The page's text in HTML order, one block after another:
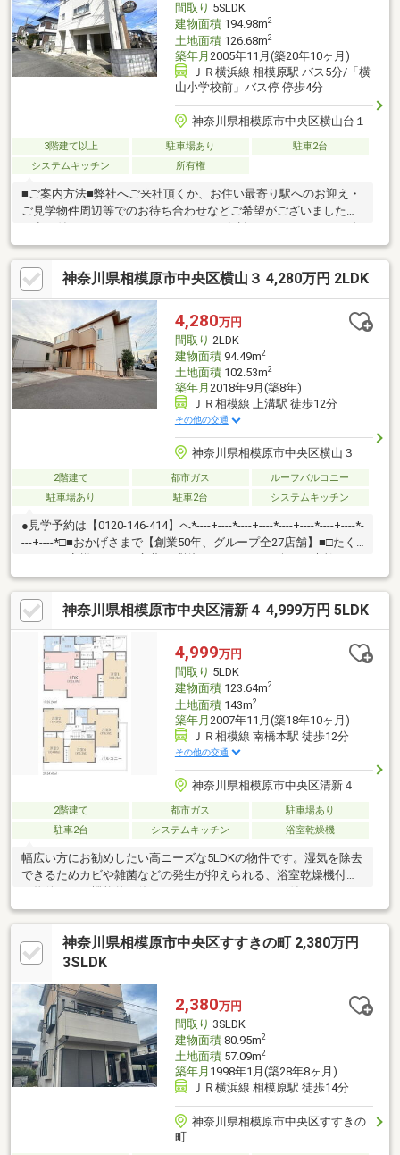
間取り 5SLDK
建物面積194.98m2
土地面積126.68m2
築年月 2005年11月(築20年10ヶ月)
ＪＲ横浜線 相模原駅 バス5分/「横
山小学校前」バス停 停歩4分
神奈川県相模原市中央区横山台１
3階建て以上 駐車場あり
駐車2台
システムキッチン
所有権
■ご案内方法■弊社へご来社頂くか、お住い最寄り駅へのお迎え・
ご見学物件周辺等でのお待ち合わせなどご希望がございましたら
融機関がオトクですか？・自己資金０ですけど購入できます
か？・諸経費ってどれくらいかかりますか？・月々の返済がどれ
くらいになるのか？・車のローンがあるけど平気なの？・親子で
ローンは組めるのかな？どんな些細なことでも大丈夫です。お住
まい探しにおける安心と納得をご提供させて頂きます。
神奈川県相模原市中央区横山３ 4,280万円 2LDK
4,280万円
間取り 2LDK
建物面積94.49m2
土地面積102.53m2
築年月 2018年9月(築8年)
ＪＲ相模線 上溝駅 徒歩12分
その他の交通
神奈川県相模原市中央区横山３
2階建て 都市ガス
ルーフバルコニー
駐車場あり
駐車2台 システムキッチン
●見学予約は【0120-146-414】へ*----+----*----+----*----+----*----+----*-
---+----*□■おかげさまで【創業50年、グループ全27店舗】■□たく
家探しをお約束します。お家探しを始めてみようと思われたらま
ずは、お気軽に東宝ハウス町田に相談してみませんか？何も決ま
っていなくて大丈夫！まずはお客様の夢をお聞かせください！
「行って良かったね」と思っていただけるように、スタッフ一同
【夢に人に住まいに本気です！】お客様のお問合せをお待ちして
おります☆
神奈川県相模原市中央区清新４ 4,999万円 5LDK
4,999万円
間取り 5LDK
建物面積123.64m2
土地面積143m2
築年月 2007年11月(築18年10ヶ月)
ＪＲ相模線 南橋本駅 徒歩12分
その他の交通
神奈川県相模原市中央区清新４
2階建て 都市ガス
駐車場あり
駐車2台
システムキッチン 浴室乾燥機
幅広い方にお勧めしたい高ニーズな5LDKの物件です。湿気を除去
できるためカビや雑菌などの発生が抑えられる、浴室乾燥機付き
お料理を楽しめます。中古の戸建て物件は便利な価格が魅力の1つ
です。全ての居室に収納が用意されております。市街地に近いの
で、通勤・通学にも便利です。徒歩12分で駅へのアクセスが可能
な物件です。
神奈川県相模原市中央区すすきの町 2,380万円
3SLDK
2,380万円
間取り 3SLDK
建物面積80.95m2
土地面積57.09m2
築年月 1998年1月(築28年8ヶ月)
ＪＲ横浜線 相模原駅 徒歩14分
神奈川県相模原市中央区すすきの
町